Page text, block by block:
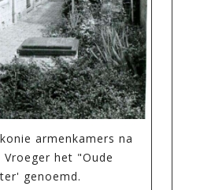
armenkamers na
het "Oude
genoemd.